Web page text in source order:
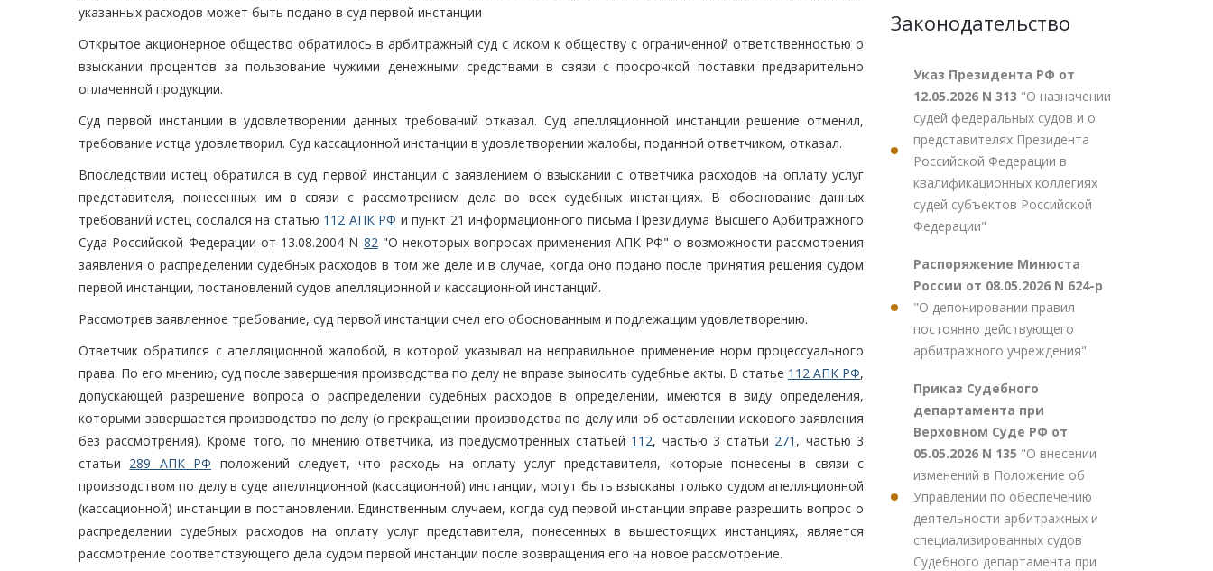
указанных расходов может быть подано в суд первой инстанции
Открытое акционерное общество обратилось в арбитражный суд с иском к обществу с ограниченной ответственностью о
взыскании процентов за пользование чужими денежными средствами в связи с просрочкой поставки предварительно
оплаченной продукции.
Суд первой инстанции в удовлетворении данных требований отказал. Суд апелляционной инстанции решение отменил,
требование истца удовлетворил. Суд кассационной инстанции в удовлетворении жалобы, поданной ответчиком, отказал.
Впоследствии истец обратился в суд первой инстанции с заявлением о взыскании с ответчика расходов на оплату услуг
представителя, понесенных им в связи с рассмотрением дела во всех судебных инстанциях. В обоснование данных
требований истец сослался на статью 112 АПК РФ и пункт 21 информационного письма Президиума Высшего Арбитражного
Суда Российской Федерации от 13.08.2004 N 82"О некоторых вопросах применения АПК РФ" о возможности рассмотрения
заявления о распределении судебных расходов в том же деле и в случае, когда оно подано после принятия решения судом
первой инстанции, постановлений судов апелляционной и кассационной инстанций.
Рассмотрев заявленное требование, суд первой инстанции счел его обоснованным и подлежащим удовлетворению.
Ответчик обратился с апелляционной жалобой, в которой указывал на неправильное применение норм процессуального
права. По его мнению, суд после завершения производства по делу не вправе выносить судебные акты. В статье 112 АПК РФ,
допускающей разрешение вопроса о распределении судебных расходов в определении, имеются в виду определения,
которыми завершается производство по делу (о прекращении производства по делу или об оставлении искового заявления
без рассмотрения). Кроме того, по мнению ответчика, из предусмотренных статьей 112, частью 3 статьи 271 , частью 3
статьи 289 АПК РФ положений следует, что расходы на оплату услуг представителя, которые понесены в связи с
производством по делу в суде апелляционной (кассационной) инстанции, могут быть взысканы только судом апелляционной
(кассационной) инстанции в постановлении. Единственным случаем, когда суд первой инстанции вправе разрешить вопрос о
распределении судебных расходов на оплату услуг представителя, понесенных в вышестоящих инстанциях, является
рассмотрение соответствующего дела судом первой инстанции после возвращения его на новое рассмотрение.
Законодательство
Указ Президента РФ от
12.05.2026 N 313 "О назначении
судей федеральных судов и о
представителях Президента
Российской Федерации в
квалификационных коллегиях
судей субъектов Российской
Федерации"
Распоряжение Минюста
России от 08.05.2026 N 624-р
"О депонировании правил
постоянно действующего
арбитражного учреждения"
Приказ Судебного
департамента при
Верховном Суде РФ от
05.05.2026 N 135 "О внесении
изменений в Положение об
Управлении по обеспечению
деятельности арбитражных и
специализированных судов
Судебного департамента при